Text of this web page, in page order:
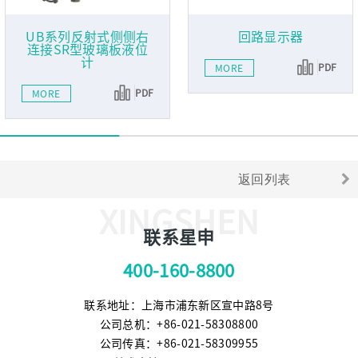
UB系列反射式侧侧右
连接SR型玻璃板液位
计
MORE PDF
回路显示器
MORE PDF
返回列表
XINGSHEN
联系星申
400-160-8800
联系地址：上海市浦东新区宣中路8号
公司总机：+86-021-58308800
公司传真：+86-021-58309955